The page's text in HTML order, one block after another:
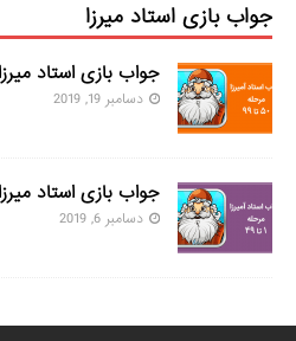
جواب بازی استاد میرزا
جواب بازی استاد میرزا
دسامبر 19, 2019
جواب بازی استاد میرزا
دسامبر 6, 2019